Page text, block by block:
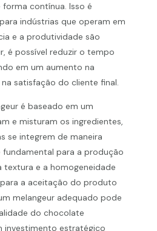
contínua. Isso é
indústrias que operam em
e a produtividade são
é possível reduzir o tempo
em um aumento na
satisfação do cliente final.
é baseado em um
e misturam os ingredientes,
se integrem de maneira
fundamental para a produção
e a homogeneidade
a aceitação do produto
melangeur adequado pode
do chocolate
investimento estratégico